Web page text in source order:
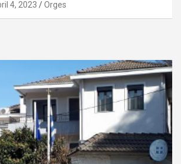
4, 2023 Orges